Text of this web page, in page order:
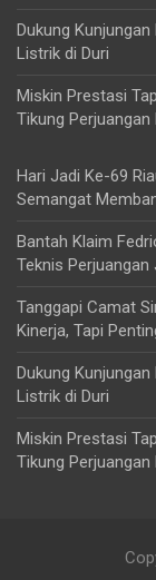
Dukung
Listrik di Duri
Miskin Prestasi
Tikung Perjuangan
Hari Jadi Ke-69
Semangat
Bantah Klaim
Teknis
Tanggapi Camat
Kinerja, Tapi
Dukung
Listrik di Duri
Miskin Prestasi
Tikung Perjuangan